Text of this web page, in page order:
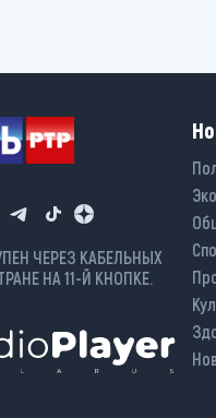
ЧЕРЕЗ КАБЕЛЬНЫХ
НА 11-Й КНОПКЕ.